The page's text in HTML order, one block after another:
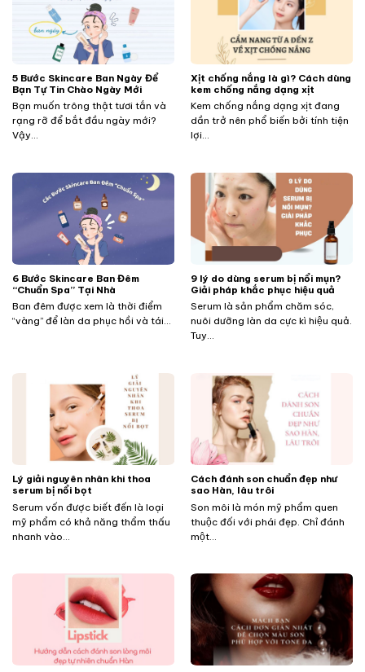
5 Bước Skincare Ban Ngày Để
Bạn Tự Tin Chào Ngày Mới
Bạn muốn trông thật tươi tắn và
rạng rỡ để bắt đầu ngày mới?
Vậy...
Xịt chống nắng là gì? Cách dùng
kem chống nắng dạng xịt
Kem chống nắng dạng xịt đang
dần trở nên phổ biến bởi tính tiện
lợi...
​​​​​​6 Bước Skincare Ban Đêm
“Chuẩn Spa” Tại Nhà
Ban đêm được xem là thời điểm
“vàng” để làn da phục hồi và tái...
9 lý do dùng serum bị nổi mụn?
Giải pháp khắc phục hiệu quả
Serum là sản phẩm chăm sóc,
nuôi dưỡng làn da cực kì hiệu quả.
Tuy...
Lý giải nguyên nhân khi thoa
serum bị nổi bọt
Serum vốn được biết đến là loại
mỹ phẩm có khả năng thẩm thấu
nhanh vào...
Cách đánh son chuẩn đẹp như
sao Hàn, lâu trôi
Son môi là món mỹ phẩm quen
thuộc đối với phái đẹp. Chỉ đánh
một...